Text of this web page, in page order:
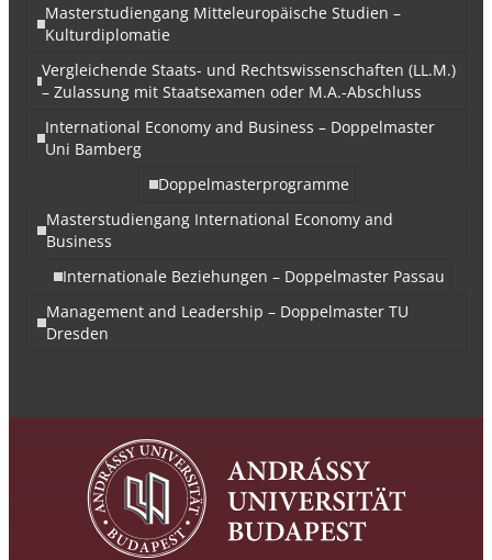
Masterstudiengang Mitteleuropäische Studien –
Kulturdiplomatie
Vergleichende Staats- und Rechtswissenschaften (LL.M.)
– Zulassung mit Staatsexamen oder M.A.-Abschluss
International Economy and Business – Doppelmaster
Uni Bamberg
Doppelmasterprogramme
Masterstudiengang International Economy and
Business
Internationale Beziehungen – Doppelmaster Passau
Management and Leadership – Doppelmaster TU
Dresden